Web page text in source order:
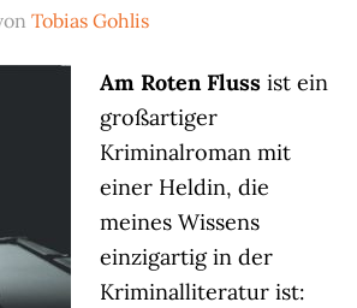
Tobias Gohlis
Am Roten Flussist ein
großartiger
Kriminalroman mit
einer Heldin, die
meines Wissens
einzigartig in der
Kriminalliteratur ist: